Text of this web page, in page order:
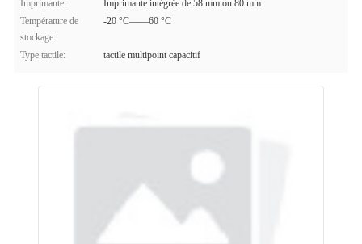
Imprimante:
Imprimante intégrée de 58 mm ou 80 mm
Température de
stockage:
-20 °C——60 °C
Type tactile: tactile multipoint capacitif